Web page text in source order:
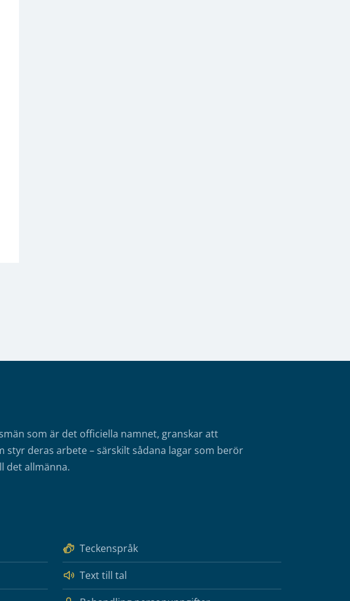
som är det officiella namnet, granskar att
deras arbete – särskilt sådana lagar som berör
det allmänna.
Teckenspråk
Text till tal